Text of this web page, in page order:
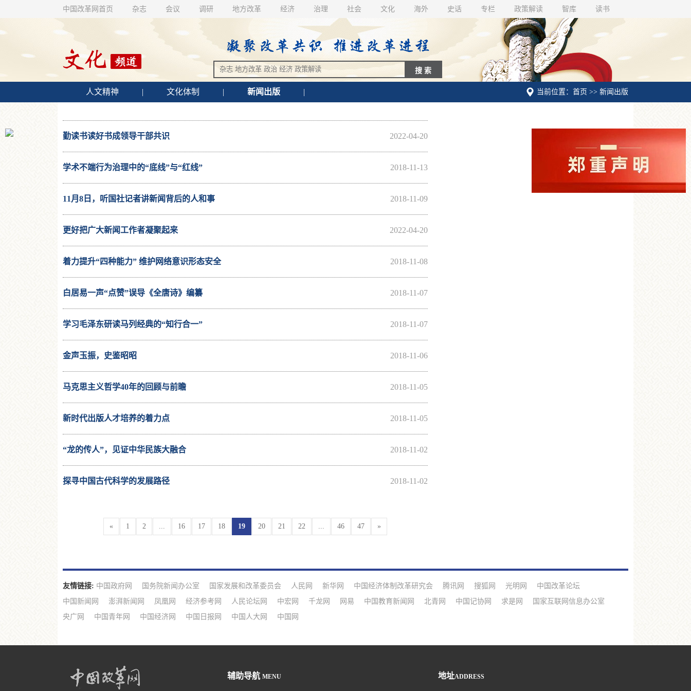
中国改革网首页 杂志 会议 调研 地方改革 经济 治理 社会 文化 海外 史话 专栏 政策解读 智库 读书
当前位置：首页 >> 新闻出版
人文精神 | 文化体制 | 新闻出版 |
2022-04-20
勤读书读好书成领导干部共识
2018-11-13
学术不端行为治理中的“底线”与“红线”
2018-11-09
11月8日，听国社记者讲新闻背后的人和事
2022-04-20
更好把广大新闻工作者凝聚起来
2018-11-08
着力提升“四种能力” 维护网络意识形态安全
2018-11-07
白居易一声“点赞”误导《全唐诗》编纂
2018-11-07
学习毛泽东研读马列经典的“知行合一”
2018-11-06
金声玉振，史鉴昭昭
2018-11-05
马克思主义哲学40年的回顾与前瞻
2018-11-05
新时代出版人才培养的着力点
2018-11-02
“龙的传人”，见证中华民族大融合
2018-11-02
探寻中国古代科学的发展路径
« 1 2 ... 16 17 18 19 20 21 22 ... 46 47 »
友情链接: 中国政府网 国务院新闻办公室 国家发展和改革委员会 人民网 新华网 中国经济体制改革研究会 腾讯网 搜狐网 光明网
中国改革论坛
中国新闻网
澎湃新闻网 凤凰网 经济参考网 人民论坛网 中宏网 千龙网 网易 中国教育新闻网 北青网 中国记协网 求是网
国家互联网信息办公室
央广网
中国青年网 中国经济网 中国日报网 中国人大网 中国网
辅助导航 MENU 地址ADDRESS